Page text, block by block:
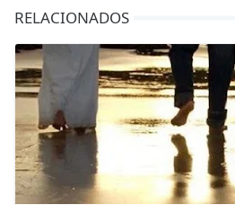
RELACIONADOS